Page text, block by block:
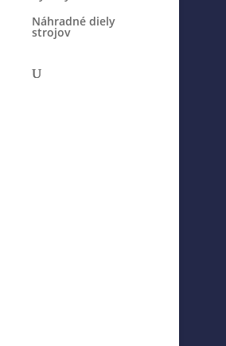
Náhradné diely
strojov